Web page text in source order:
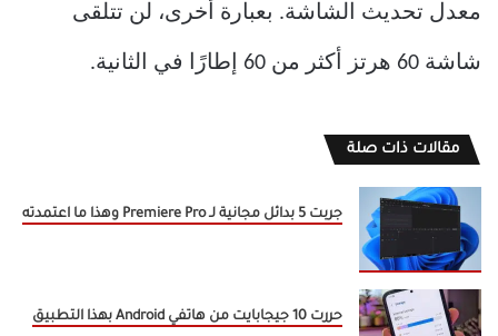
معدل تحديث الشاشة. بعبارة أخرى، لن تتلقى
شاشة 60 هرتز أكثر من 60 إطارًا في الثانية.
مقالات ذات صلة
جربت 5 بدائل مجانية لـ Premiere Pro وهذا ما اعتمدته
حررت 10 جيجابايت من هاتفي Android بهذا التطبيق